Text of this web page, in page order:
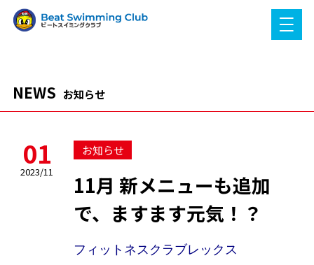
NEWS お知らせ
01
2023/11
お知らせ
11月 新メニューも追加
で、ますます元気！？
フィットネスクラブレックス